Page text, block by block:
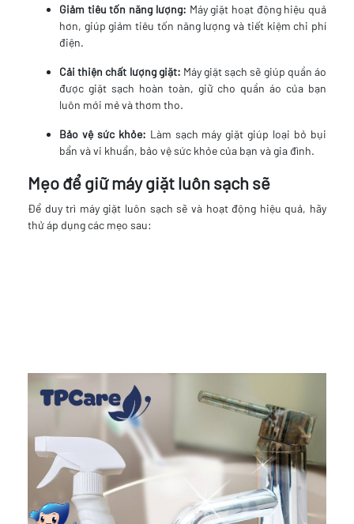
Giảm tiêu tốn năng lượng: Máy giặt hoạt động hiệu quả
hơn, giúp giảm tiêu tốn năng lượng và tiết kiệm chi phí
điện.
Cải thiện chất lượng giặt: Máy giặt sạch sẽ giúp quần áo
được giặt sạch hoàn toàn, giữ cho quần áo của bạn
luôn mới mẻ và thơm tho.
Bảo vệ sức khỏe: Làm sạch máy giặt giúp loại bỏ bụi
bẩn và vi khuẩn, bảo vệ sức khỏe của bạn và gia đình.
Mẹo để giữ máy giặt luôn sạch sẽ
Để duy trì máy giặt luôn sạch sẽ và hoạt động hiệu quả, hãy
thử áp dụng các mẹo sau: